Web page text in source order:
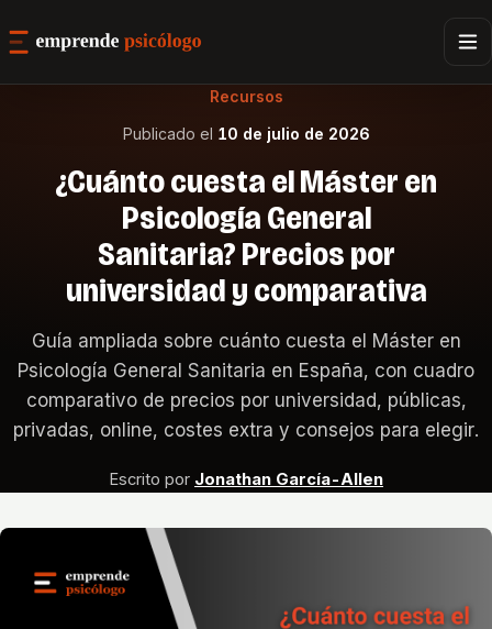
Recursos
Publicado el 10 de julio de 2026
¿Cuánto cuesta el Máster en
Psicología General
Sanitaria? Precios por
universidad y comparativa
Guía ampliada sobre cuánto cuesta el Máster en
Psicología General Sanitaria en España, con cuadro
comparativo de precios por universidad, públicas,
privadas, online, costes extra y consejos para elegir.
Escrito por Jonathan García-Allen